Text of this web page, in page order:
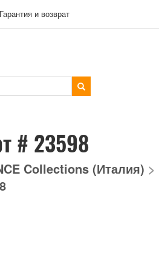
Гарантия и возврат
# 23598
Collections (Италия) >